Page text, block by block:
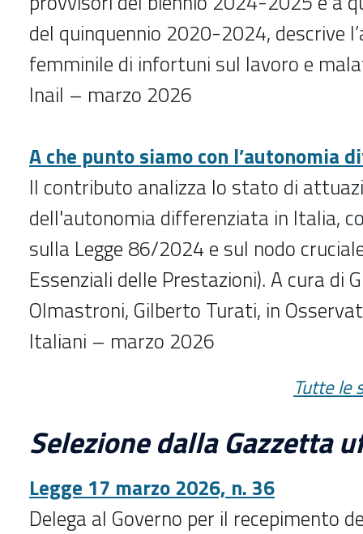
del quinquennio 2020-2024, descrive
femminile di infortuni sul lavoro e
Inail – marzo 2026
A che punto siamo con l’autonomia
Il contributo analizza lo stato di
dell'autonomia differenziata in Italia,
sulla Legge 86/2024 e sul nodo
Essenziali delle Prestazioni). A cura di
Olmastroni, Gilberto Turati, in
Italiani – marzo 2026
Tutte le
Selezione dalla Gazzetta
Legge 17 marzo 2026, n. 36
Delega al Governo per il recepimento